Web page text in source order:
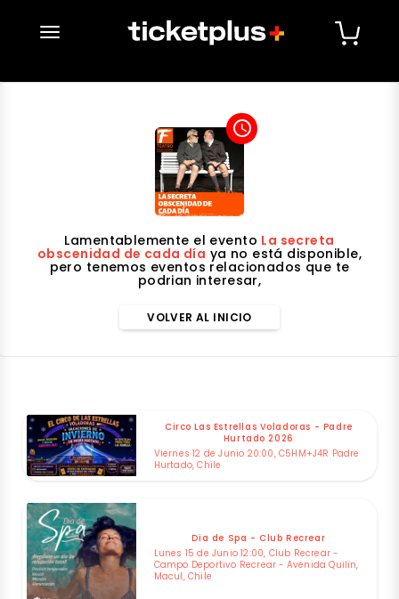
desplegar navegación
access_time
Lamentablemente el evento La secreta
obscenidad de cada día ya no está disponible,
pero tenemos eventos relacionados que te
podrian interesar,
VOLVER AL INICIO
Circo Las Estrellas Voladoras - Padre
Hurtado 2026
Viernes 12 de Junio 20:00, C5HM+J4R Padre
Hurtado, Chile
Dia de Spa - Club Recrear
Lunes 15 de Junio 12:00, Club Recrear -
Campo Deportivo Recrear - Avenida Quilin,
Macul, Chile